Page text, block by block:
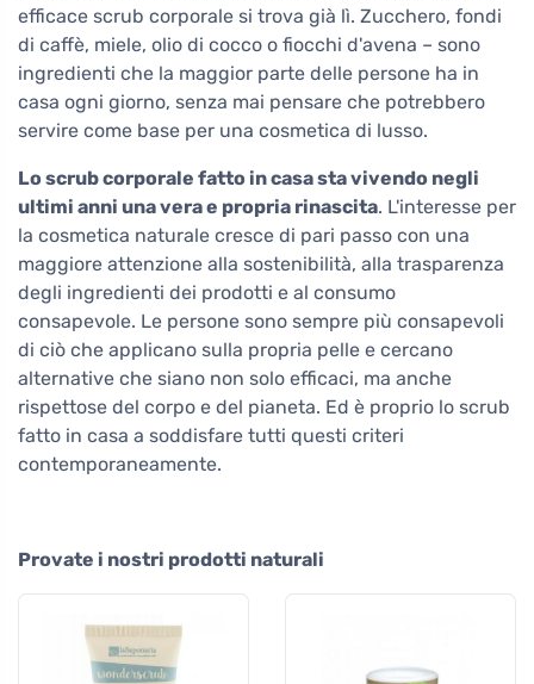
efficace scrub corporale si trova già lì. Zucchero, fondi
di caffè, miele, olio di cocco o fiocchi d'avena – sono
ingredienti che la maggior parte delle persone ha in
casa ogni giorno, senza mai pensare che potrebbero
servire come base per una cosmetica di lusso.
Lo scrub corporale fatto in casa sta vivendo negli
ultimi anni una vera e propria rinascita. L'interesse per
la cosmetica naturale cresce di pari passo con una
maggiore attenzione alla sostenibilità, alla trasparenza
degli ingredienti dei prodotti e al consumo
consapevole. Le persone sono sempre più consapevoli
di ciò che applicano sulla propria pelle e cercano
alternative che siano non solo efficaci, ma anche
rispettose del corpo e del pianeta. Ed è proprio lo scrub
fatto in casa a soddisfare tutti questi criteri
contemporaneamente.
Provate i nostri prodotti naturali